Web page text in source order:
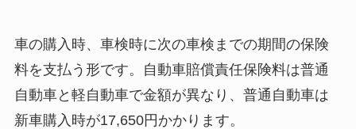
車の購入時、車検時に次の車検までの期間の保険
料を支払う形です。自動車賠償責任保険料は普通
自動車と軽自動車で金額が異なり、普通自動車は
新車購入時が17,650円かかります。